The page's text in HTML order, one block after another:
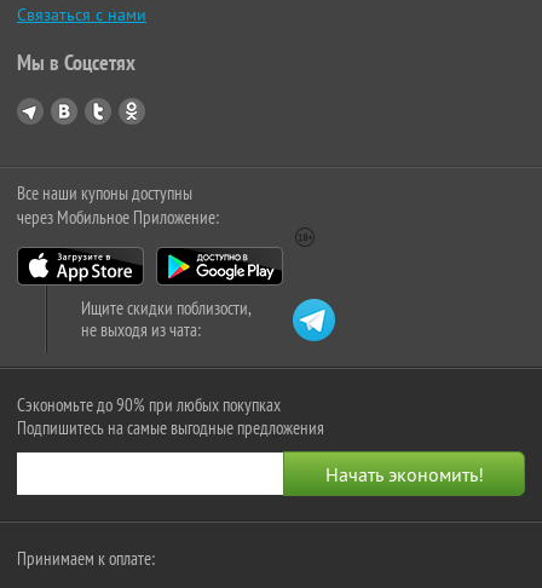
Связаться с нами
Мы в Соцсетях
Все наши купоны доступны
через Мобильное Приложение:
Ищите скидки поблизости,
не выходя из чата:
Сэкономьте до 90% при любых покупках
Подпишитесь на самые выгодные предложения
Принимаем к оплате: